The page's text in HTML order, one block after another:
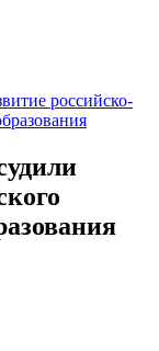
российско-